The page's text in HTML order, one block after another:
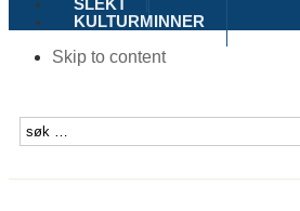
SLEKT
KULTURMINNER
Skip to content